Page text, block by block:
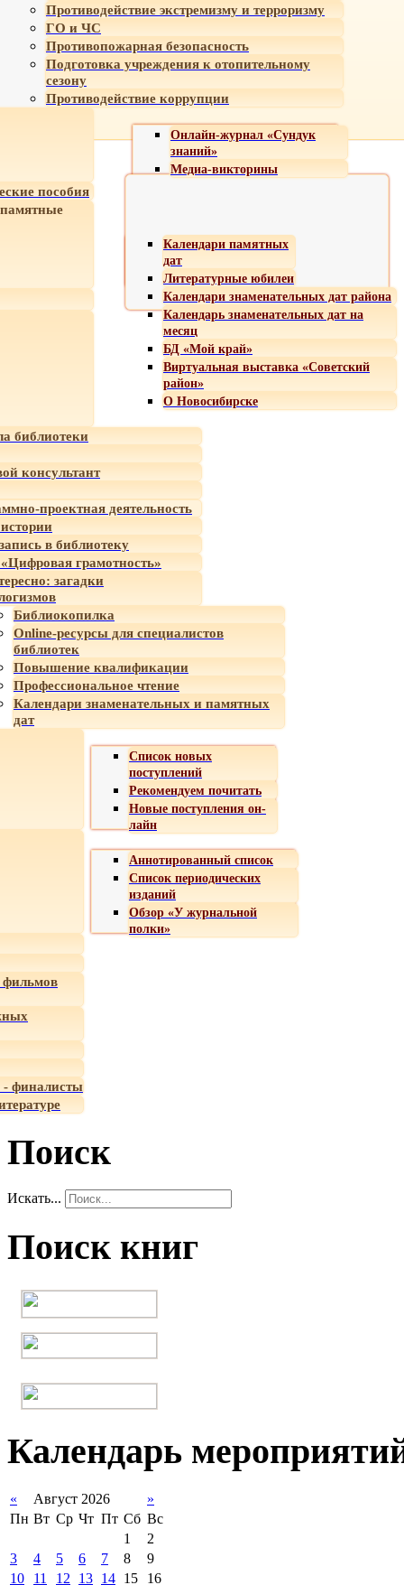
Противодействие экстремизму и терроризму
ГО и ЧС
Противопожарная безопасность
Подготовка учреждения к отопительному
сезону
Противодействие коррупции
Онлайн-журнал «Сундук
знаний»
Медиа-викторины
пособия
Календари памятных
дат
Литературные юбилеи
Календари знаменательных дат района
Календарь знаменательных дат на
месяц
БД «Мой край»
Виртуальная выставка «Советский
район»
О Новосибирске
библиотеки
консультант
проектная деятельность
в библиотеку
грамотность»
загадки
Библиокопилка
Online-ресурсы для специалистов
библиотек
Повышение квалификации
Профессиональное чтение
Календари знаменательных и памятных
дат
Список новых
поступлений
Рекомендуем почитать
Новые поступления он-
лайн
Аннотированный список
Список периодических
изданий
Обзор «У журнальной
полки»
- финалисты
Поиск
Искать...
Поиск книг
Календарь
« Август 2026
»
Пн Вт Ср Чт Пт Сб Вс
1
2
3
4 5 6 7 8
9
10
11 12 13 14 15 16